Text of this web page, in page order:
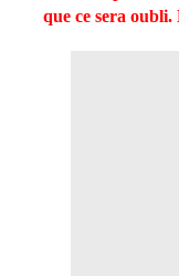
que ce sera